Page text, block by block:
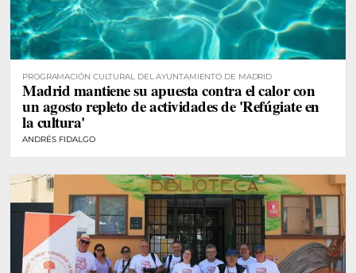
PROGRAMACIÓN CULTURAL DEL AYUNTAMIENTO DE MADRID
Madrid mantiene su apuesta contra el calor con
un agosto repleto de actividades de 'Refúgiate en
la cultura'
ANDRÉS FIDALGO